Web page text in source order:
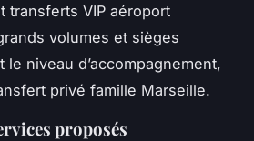
transferts VIP aéroport
volumes et sièges
niveau d’accompagnement,
privé famille Marseille.
proposés